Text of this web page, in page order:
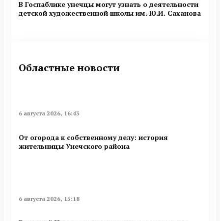
В Госпаблике унечцы могут узнать о деятельности
детской художественной школы им. Ю.И. Саханова
Областные новости
6 августа 2026, 16:43
От огорода к собственному делу: история
жительницы Унечского района
6 августа 2026, 15:18